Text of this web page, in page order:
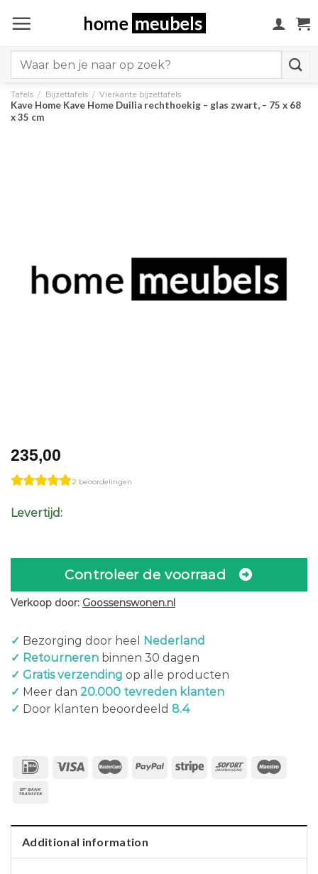
naar
for:
Tafels / Bijzettafels / Vierkante bijzettafels
Kave Home Kave Home Duilia rechthoekig – glas zwart, – 75 x 68
x 35 cm
235,00
2 beoordelingen
Levertijd:
Controleer de voorraad
Verkoop door: Goossenswonen.nl
✓ Bezorging door heel
Nederland
✓ Retourneren binnen 30 dagen
✓ Gratis verzending op alle producten
✓ Meer dan 20.000 tevreden klanten
✓ Door klanten beoordeeld 8.4
Additional information